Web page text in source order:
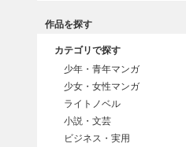
作品を探す
カテゴリで探す
少年・青年マンガ
少女・女性マンガ
ライトノベル
小説・文芸
ビジネス・実用